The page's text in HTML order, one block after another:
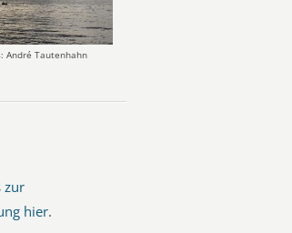
André Tautenhahn
zur
hier.